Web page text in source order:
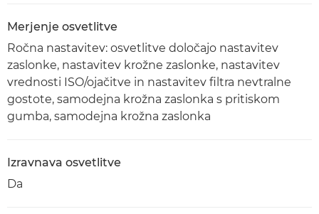
Merjenje osvetlitve
Ročna nastavitev: osvetlitve določajo nastavitev
zaslonke, nastavitev krožne zaslonke, nastavitev
vrednosti ISO/ojačitve in nastavitev filtra nevtralne
gostote, samodejna krožna zaslonka s pritiskom
gumba, samodejna krožna zaslonka
Izravnava osvetlitve
Da